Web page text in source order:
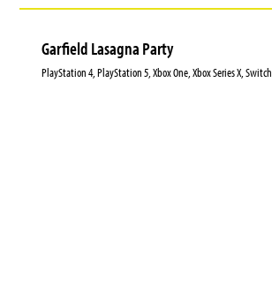
Garfield Lasagna Party
PlayStation 4, PlayStation 5, Xbox One, Xbox Series X, Switch